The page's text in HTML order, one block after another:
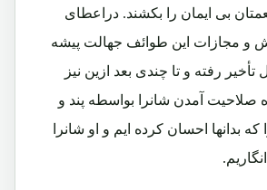
بی ایمان را بکشند. دراعطای
و مجازات این طوائف جهالت پیشه
رفته و تا چندی بعد ازین نیز
صلاحیت آمدن شانرا بواسطه پند و
بدانها احسان کرده ایم و او شانرا